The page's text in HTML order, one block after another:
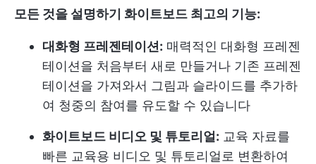
모든 것을 설명하기 화이트보드 최고의 기능:
대화형 프레젠테이션: 매력적인 대화형 프레젠
테이션을 처음부터 새로 만들거나 기존 프레젠
테이션을 가져와서 그림과 슬라이드를 추가하
여 청중의 참여를 유도할 수 있습니다
화이트보드 비디오 및 튜토리얼: 교육 자료를
빠른 교육용 비디오 및 튜토리얼로 변환하여